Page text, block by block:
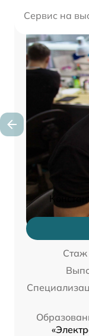
Сервис на
Стаж